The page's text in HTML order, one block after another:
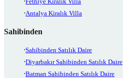
Antalya Kiralık Villa
Sahibinden
Sahibinden Satılık Daire
Diyarbakır Sahibinden Satılık Daire
Batman Sahibinden Satılık Daire